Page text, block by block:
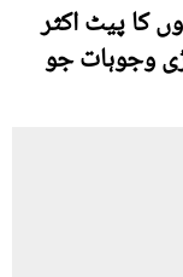
کا پیٹ اکثر
آتا ہے۔۔ پیٹ نکلنے کی وہ 3 بڑی وجوہات جو